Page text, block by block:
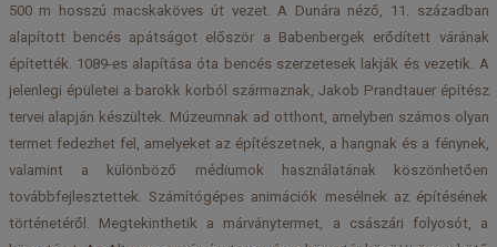
500 m hosszú macskaköves út vezet. A Dunára néző, 11. században
alapított bencés apátságot először a Babenbergek erődített várának
építették. 1089-es alapítása óta bencés szerzetesek lakják és vezetik. A
jelenlegi épületei a barokk korból származnak, Jakob Prandtauer építész
tervei alapján készültek. Múzeumnak ad otthont, amelyben számos olyan
termet fedezhet fel, amelyeket az építészetnek, a hangnak és a fénynek,
valamint a különböző médiumok használatának köszönhetően
továbbfejlesztettek. Számítógépes animációk mesélnek az építésének
történetéről. Megtekinthetik a márványtermet, a császári folyosót, a